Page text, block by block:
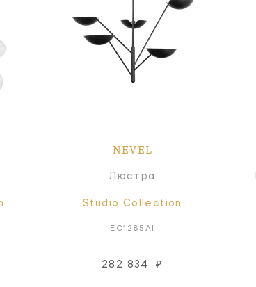
NEVEL
Люстра
Studio Collection
EC1285AI
282 834 ₽